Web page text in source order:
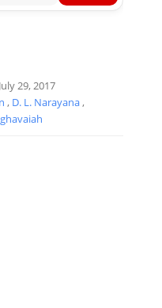
29, 2017
, D. L. Narayana,